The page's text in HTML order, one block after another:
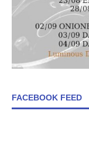
FACEBOOK FEED